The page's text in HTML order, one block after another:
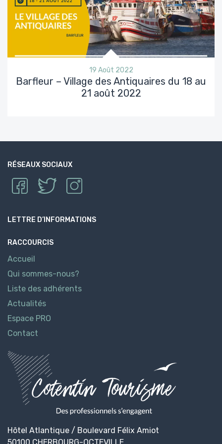
19 Août 2022
Barfleur – Village des Antiquaires du 18 au
21 août 2022
RÉSEAUX SOCIAUX
LETTRE D’INFORMATIONS
RACCOURCIS
Accueil
Qui sommes-nous?
Liste des adhérents
Actualités
Espace PRO
Contact
Hôtel Atlantique / Boulevard Félix Amiot
50100 CHERBOURG-OCTEVILLE